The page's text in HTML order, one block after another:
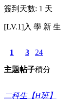
簽到天數: 1 天
[LV.1]入 學 新 生
1
主題
3
帖子
24
積分
二科生【H班】